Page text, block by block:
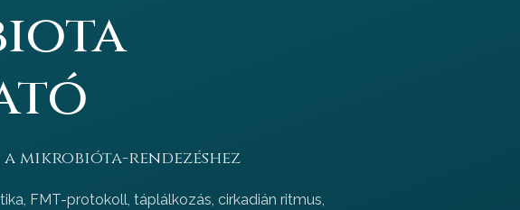
mikrobióta-rendezéshez
FMT-protokoll, táplálkozás, cirkadián ritmus,